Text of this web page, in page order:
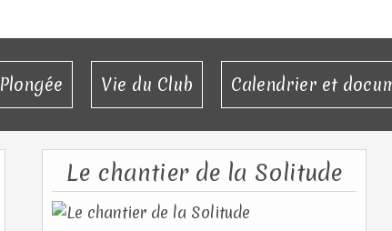
Plongée Vie du Club Calendrier et
Le chantier de la Solitude